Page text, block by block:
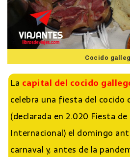
Cocido
La capital del cocido
celebra una fiesta del cocido
(declarada en 2.020 Fiesta
Internacional) el domingo
carnaval y, antes de la